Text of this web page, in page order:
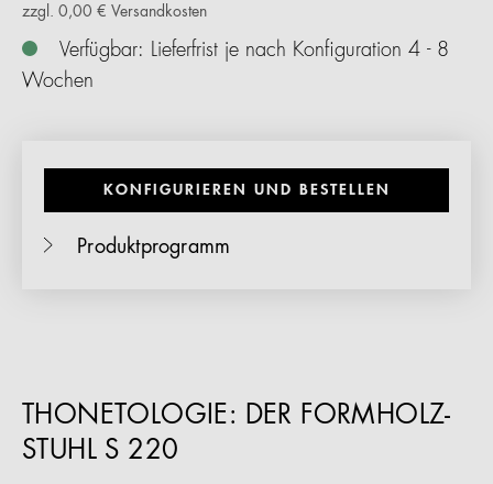
zzgl. 0,00 € Versandkosten
Verfügbar: Lieferfrist je nach Konfiguration 4 - 8
Wochen
KONFIGURIEREN UND BESTELLEN
Produktprogramm
THONETOLOGIE: DER FORMHOLZ-
STUHL S 220